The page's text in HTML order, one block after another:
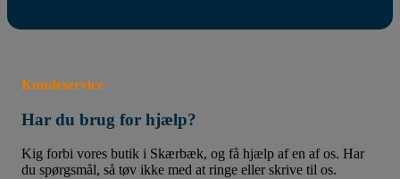
Kundeservice
Har du brug for hjælp?
Kig forbi vores butik i Skærbæk, og få hjælp af en af os. Har
du spørgsmål, så tøv ikke med at ringe eller skrive til os.